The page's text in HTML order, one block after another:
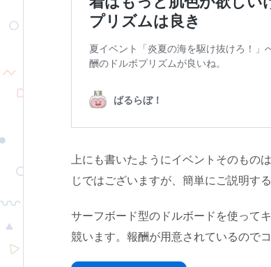
上にも書いたようにイベントそのもの
じではございますが、簡単にご説明す
サーフボード型のドルボードを使って
競います。報酬が用意されているので